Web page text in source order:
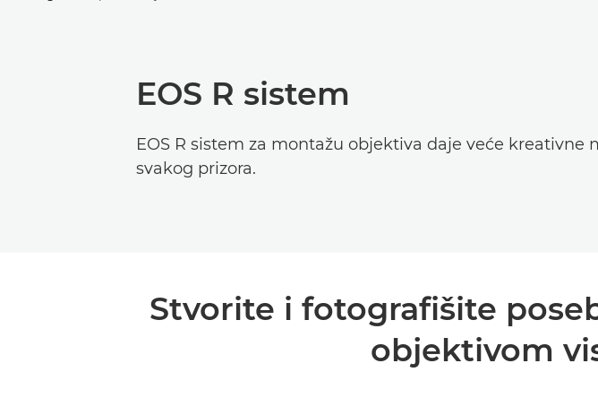
EOS R sistem
EOS R sistem za montažu objektiva daje veće kreativne
svakog prizora.
Stvorite i fotografišite
objektivom